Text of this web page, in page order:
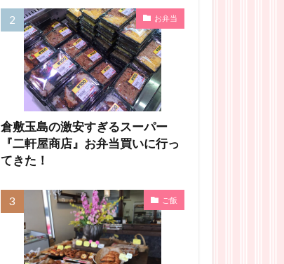
お弁当
倉敷玉島の激安すぎるスーパー
『二軒屋商店』お弁当買いに行っ
てきた！
ご飯